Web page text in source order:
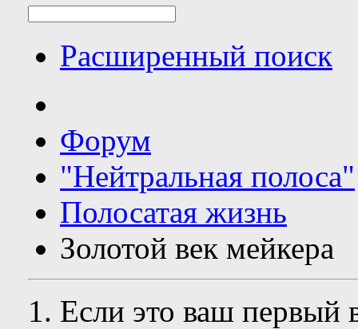
Расширенный поиск
Форум
"Нейтральная полоса"
Полосатая жизнь
Золотой век мейкера
Если это ваш первый